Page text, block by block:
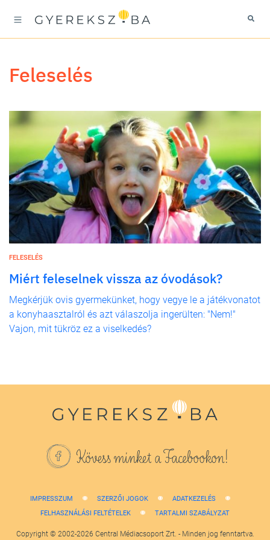
feleselés
FELESELÉS
Miért feleselnek vissza az óvodások?
Megkérjük ovis gyermekünket, hogy vegye le a játékvonatot
a konyhaasztalról és azt válaszolja ingerülten: "Nem!"
Vajon, mit tükröz ez a viselkedés?
Kövess minket a Facebookon!
IMPRESSZUM SZERZŐI JOGOK
ADATKEZELÉS
FELHASZNÁLÁSI FELTÉTELEK
TARTALMI SZABÁLYZAT
Copyright © 2002-2026 Central Médiacsoport Zrt. - Minden jog fenntartva.